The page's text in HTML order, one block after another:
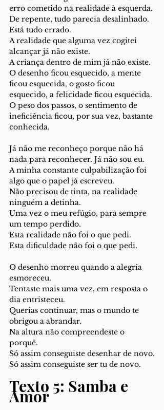
erro cometido na realidade à esquerda.
De repente, tudo parecia desalinhado.
Está tudo errado.
A realidade que alguma vez cogitei
alcançar já não existe.
A criança dentro de mim já não existe.
O desenho ficou esquecido, a mente
ficou esquecida, o gosto ficou
esquecido, a felicidade ficou esquecida.
O peso dos passos, o sentimento de
ineficiência ficou, por sua vez, bastante
conhecida.
Já não me reconheço porque não há
nada para reconhecer. Já não sou eu.
A minha constante culpabilização foi
algo que o papel já escreveu.
Não precisou de tinta, na realidade
ninguém a detinha.
Uma vez o meu refúgio, para sempre
um tempo perdido.
Esta realidade não foi o que pedi.
Esta dificuldade não foi o que pedi.
O desenho morreu quando a alegria
esmoreceu.
Tentaste mais uma vez, em resposta o
dia entristeceu.
Querias continuar, mas o mundo te
obrigou a abrandar.
Na altura não compreendeste o
porquê.
Só assim conseguiste desenhar de novo.
Só assim conseguiste ser tu de novo.
Texto 5: Samba e
Amor